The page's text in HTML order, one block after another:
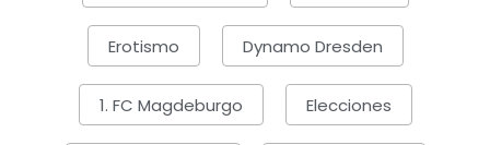
Erotismo Dynamo Dresden
1. FC Magdeburgo Elecciones